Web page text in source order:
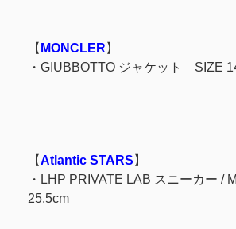
【 MONCLER 】
・GIUBBOTTO ジャケット SIZE
【Atlantic STARS 】
・LHP PRIVATE LAB スニーカー /
25.5cm